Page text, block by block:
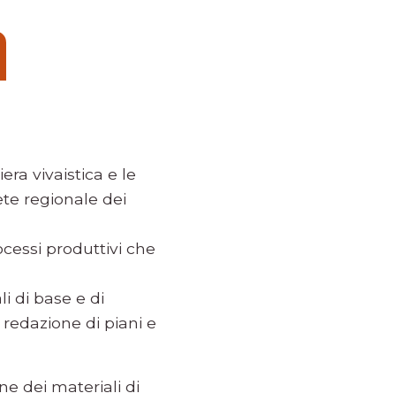
vivaistica e le
regionale dei
produttivi che
di base e di
di piani e
dei materiali di